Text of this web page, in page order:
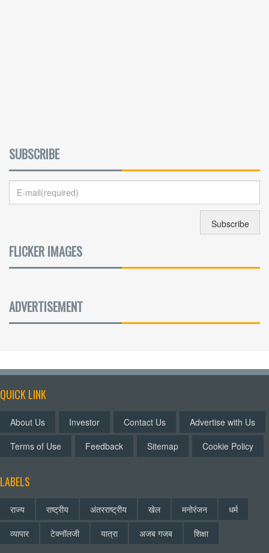
SUBSCRIBE
FLICKER IMAGES
ADVERTISEMENT
QUICK LINK
About Us Investor Contact Us
Advertise with Us
Terms of Use
Feedback Sitemap Cookie Policy
LABELS
राज्य राष्ट्रीय अंतरराष्ट्रीय खेल मनोरंजन
धर्म
व्यापार
टेक्नॉलजी यात्रा अजब गजब शिक्षा